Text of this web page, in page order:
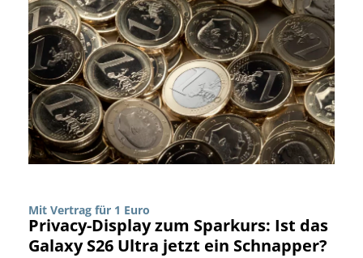
Mit Vertrag für 1 Euro
Privacy-Display zum Sparkurs: Ist das
Galaxy S26 Ultra jetzt ein Schnapper?